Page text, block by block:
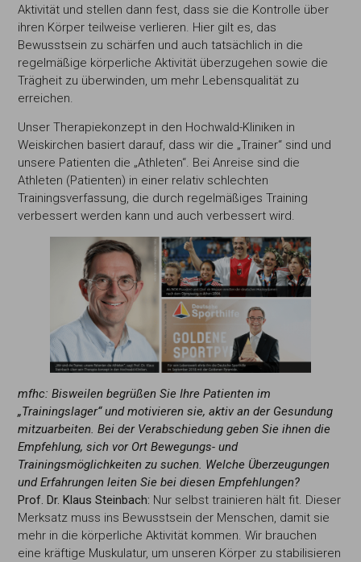
Aktivität und stellen dann fest, dass sie die Kontrolle über
ihren Körper teilweise verlieren. Hier gilt es, das
Bewusstsein zu schärfen und auch tatsächlich in die
regelmäßige körperliche Aktivität überzugehen sowie die
Trägheit zu überwinden, um mehr Lebensqualität zu
erreichen.
Unser Therapiekonzept in den Hochwald-Kliniken in
Weiskirchen basiert darauf, dass wir die „Trainer“ sind und
unsere Patienten die „Athleten“. Bei Anreise sind die
Athleten (Patienten) in einer relativ schlechten
Trainingsverfassung, die durch regelmäßiges Training
verbessert werden kann und auch verbessert wird.
mfhc: Bisweilen begrüßen Sie Ihre Patienten im
„Trainingslager“ und motivieren sie, aktiv an der Gesundung
mitzuarbeiten. Bei der Verabschiedung geben Sie ihnen die
Empfehlung, sich vor Ort Bewegungs- und
Trainingsmöglichkeiten zu suchen. Welche Überzeugungen
und Erfahrungen leiten Sie bei diesen Empfehlungen?
Prof. Dr. Klaus Steinbach: Nur selbst trainieren hält fit. Dieser
Merksatz muss ins Bewusstsein der Menschen, damit sie
mehr in die körperliche Aktivität kommen. Wir brauchen
eine kräftige Muskulatur, um unseren Körper zu stabilisieren